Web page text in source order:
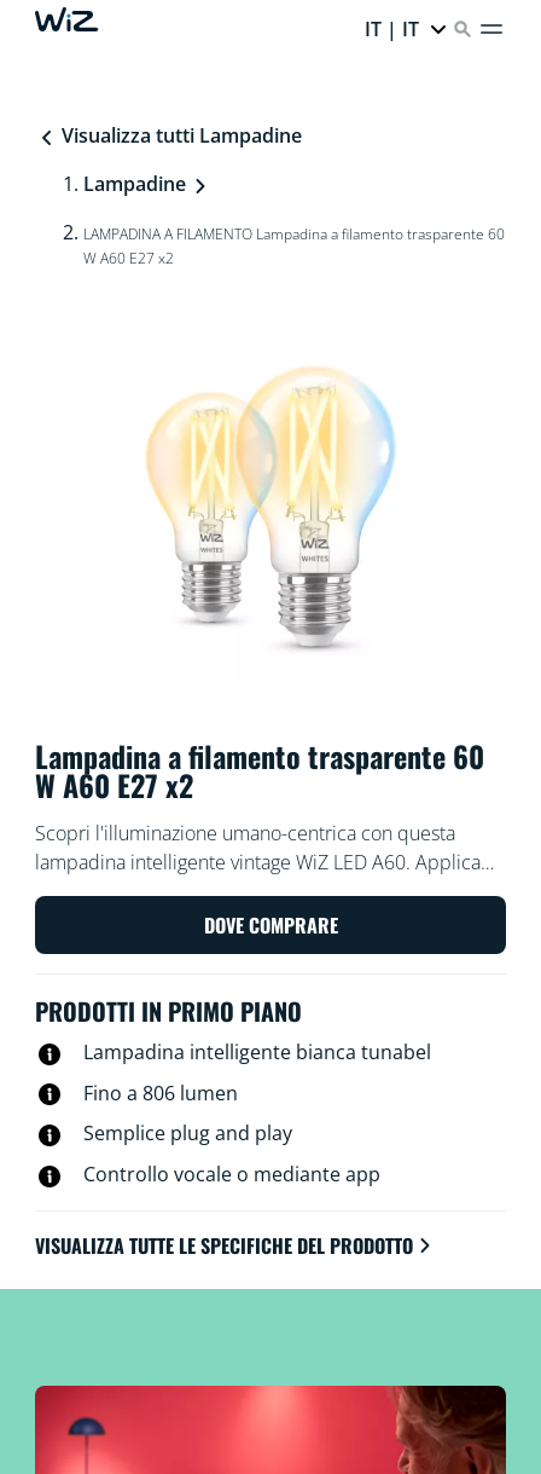
IT | IT
Visualizza tutti Lampadine
Lampadine
LAMPADINA A FILAMENTO Lampadina a filamento trasparente 60
W A60 E27 x2
Lampadina a filamento trasparente 60
W A60 E27 x2
Scopri l'illuminazione umano-centrica con questa
lampadina intelligente vintage WiZ LED A60. Applica
diverse tonalità di bianco, da caldo a freddo, per
poterti concentrare o rilassare. Puoi programmare le
luci affinché si accendano e spengano in base alle tue
smartphone o con la voce e avere accesso remoto alle
al tuo router Wi-Fi esistente e non richiedono alcun
hardware aggiuntivo.
DOVE COMPRARE
PRODOTTI IN PRIMO PIANO
Lampadina intelligente bianca tunabel
Fino a 806 lumen
Semplice plug and play
Controllo vocale o mediante app
VISUALIZZA TUTTE LE SPECIFICHE DEL PRODOTTO